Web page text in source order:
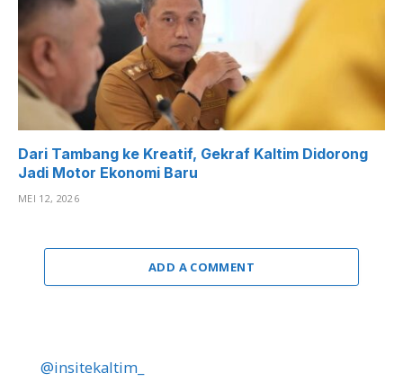
Dari Tambang ke Kreatif, Gekraf Kaltim Didorong
Jadi Motor Ekonomi Baru
MEI 12, 2026
ADD A COMMENT
@insitekaltim_